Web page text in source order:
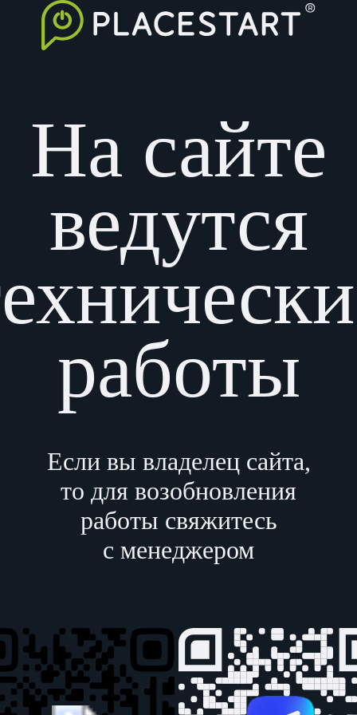
На сайте
ведутся
работы
Если вы владелец сайта,
то для возобновления
работы свяжитесь
с менеджером